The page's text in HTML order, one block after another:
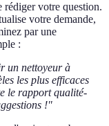
rédiger votre question.
votre demande,
par une
:
un nettoyeur à
les plus efficaces
le rapport qualité-
!"